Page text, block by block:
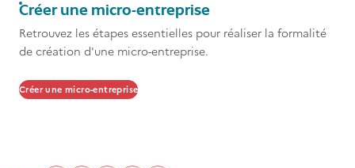
Titre
Créer une micro-entreprise
Contenu
Retrouvez les étapes essentielles pour réaliser la formalité
de création d'une micro-entreprise.
Créer une micro-entreprise